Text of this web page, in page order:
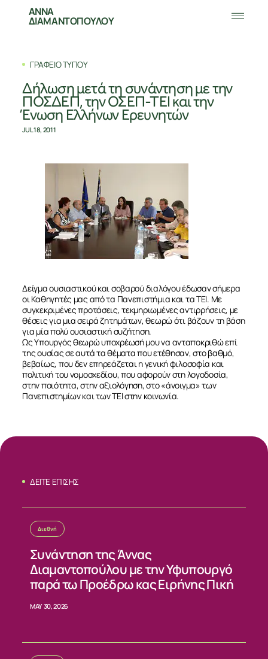
ΣΧΕΤΙΚΑ
ΝΕΑ
ΕΠΙΚΟΙΝΩΝΙΑ
ΑΝΝΑ
ΔΙΑΜΑΝΤΟΠΟΥΛΟΥ
ΓΡΑΦΕΙΟ ΤΥΠΟΥ
Δήλωση μετά τη συνάντηση με την
ΠΟΣΔΕΠ, την ΟΣΕΠ-ΤΕΙ και την
Ένωση Ελλήνων Ερευνητών
JUL 18, 2011
Δείγμα ουσιαστικού και σοβαρού διαλόγου έδωσαν σήμερα
οι Καθηγητές μας από τα Πανεπιστήμια και τα ΤΕΙ. Με
συγκεκριμένες προτάσεις, τεκμηριωμένες αντιρρήσεις, με
θέσεις για μια σειρά ζητημάτων, θεωρώ ότι βάζουν τη βάση
για μία πολύ ουσιαστική συζήτηση.
Ως Υπουργός θεωρώ υποχρέωσή μου να ανταποκριθώ επί
της ουσίας σε αυτά τα θέματα που ετέθησαν, στο βαθμό,
βεβαίως, που δεν επηρεάζεται η γενική φιλοσοφία και
πολιτική του νομοσχεδίου, που αφορούν στη λογοδοσία,
στην ποιότητα, στην αξιολόγηση, στο «άνοιγμα» των
Πανεπιστημίων και των ΤΕΙ στην κοινωνία.
ΔΕΙΤΕ ΕΠΙΣΗΣ
Διεθνή
Συνάντηση της Άννας
Διαμαντοπούλου με την Υφυπουργό
παρά τω Προέδρω κας Ειρήνης Πική
MAY 30, 2026